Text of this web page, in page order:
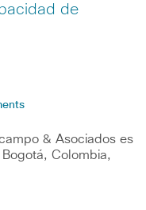
de
& Asociados es
Colombia,